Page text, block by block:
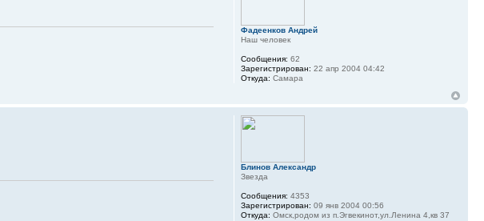
Фадеенков Андрей
Наш человек
Сообщения: 62
Зарегистрирован: 22 апр 2004 04:42
Откуда: Самара
Блинов Александр
Звезда
Сообщения: 4353
Зарегистрирован: 09 янв 2004 00:56
Откуда: Омск,родом из п.Эгвекинот,ул.Ленина 4,кв 37